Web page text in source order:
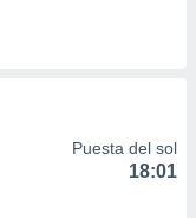
Puesta del sol
18:01